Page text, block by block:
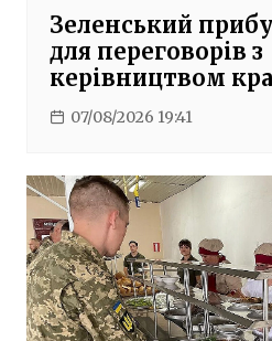
Зеленський
для переговорів з
керівництвом
07/08/2026 19:41